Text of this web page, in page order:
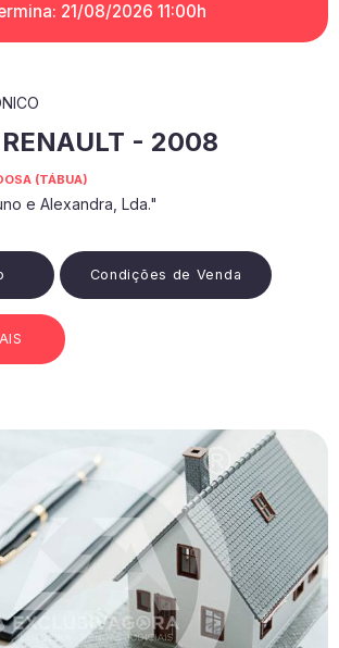
21/08/2026 11:00h
RENAULT - 2008
(TÁBUA)
e Alexandra, Lda."
Condições de Venda